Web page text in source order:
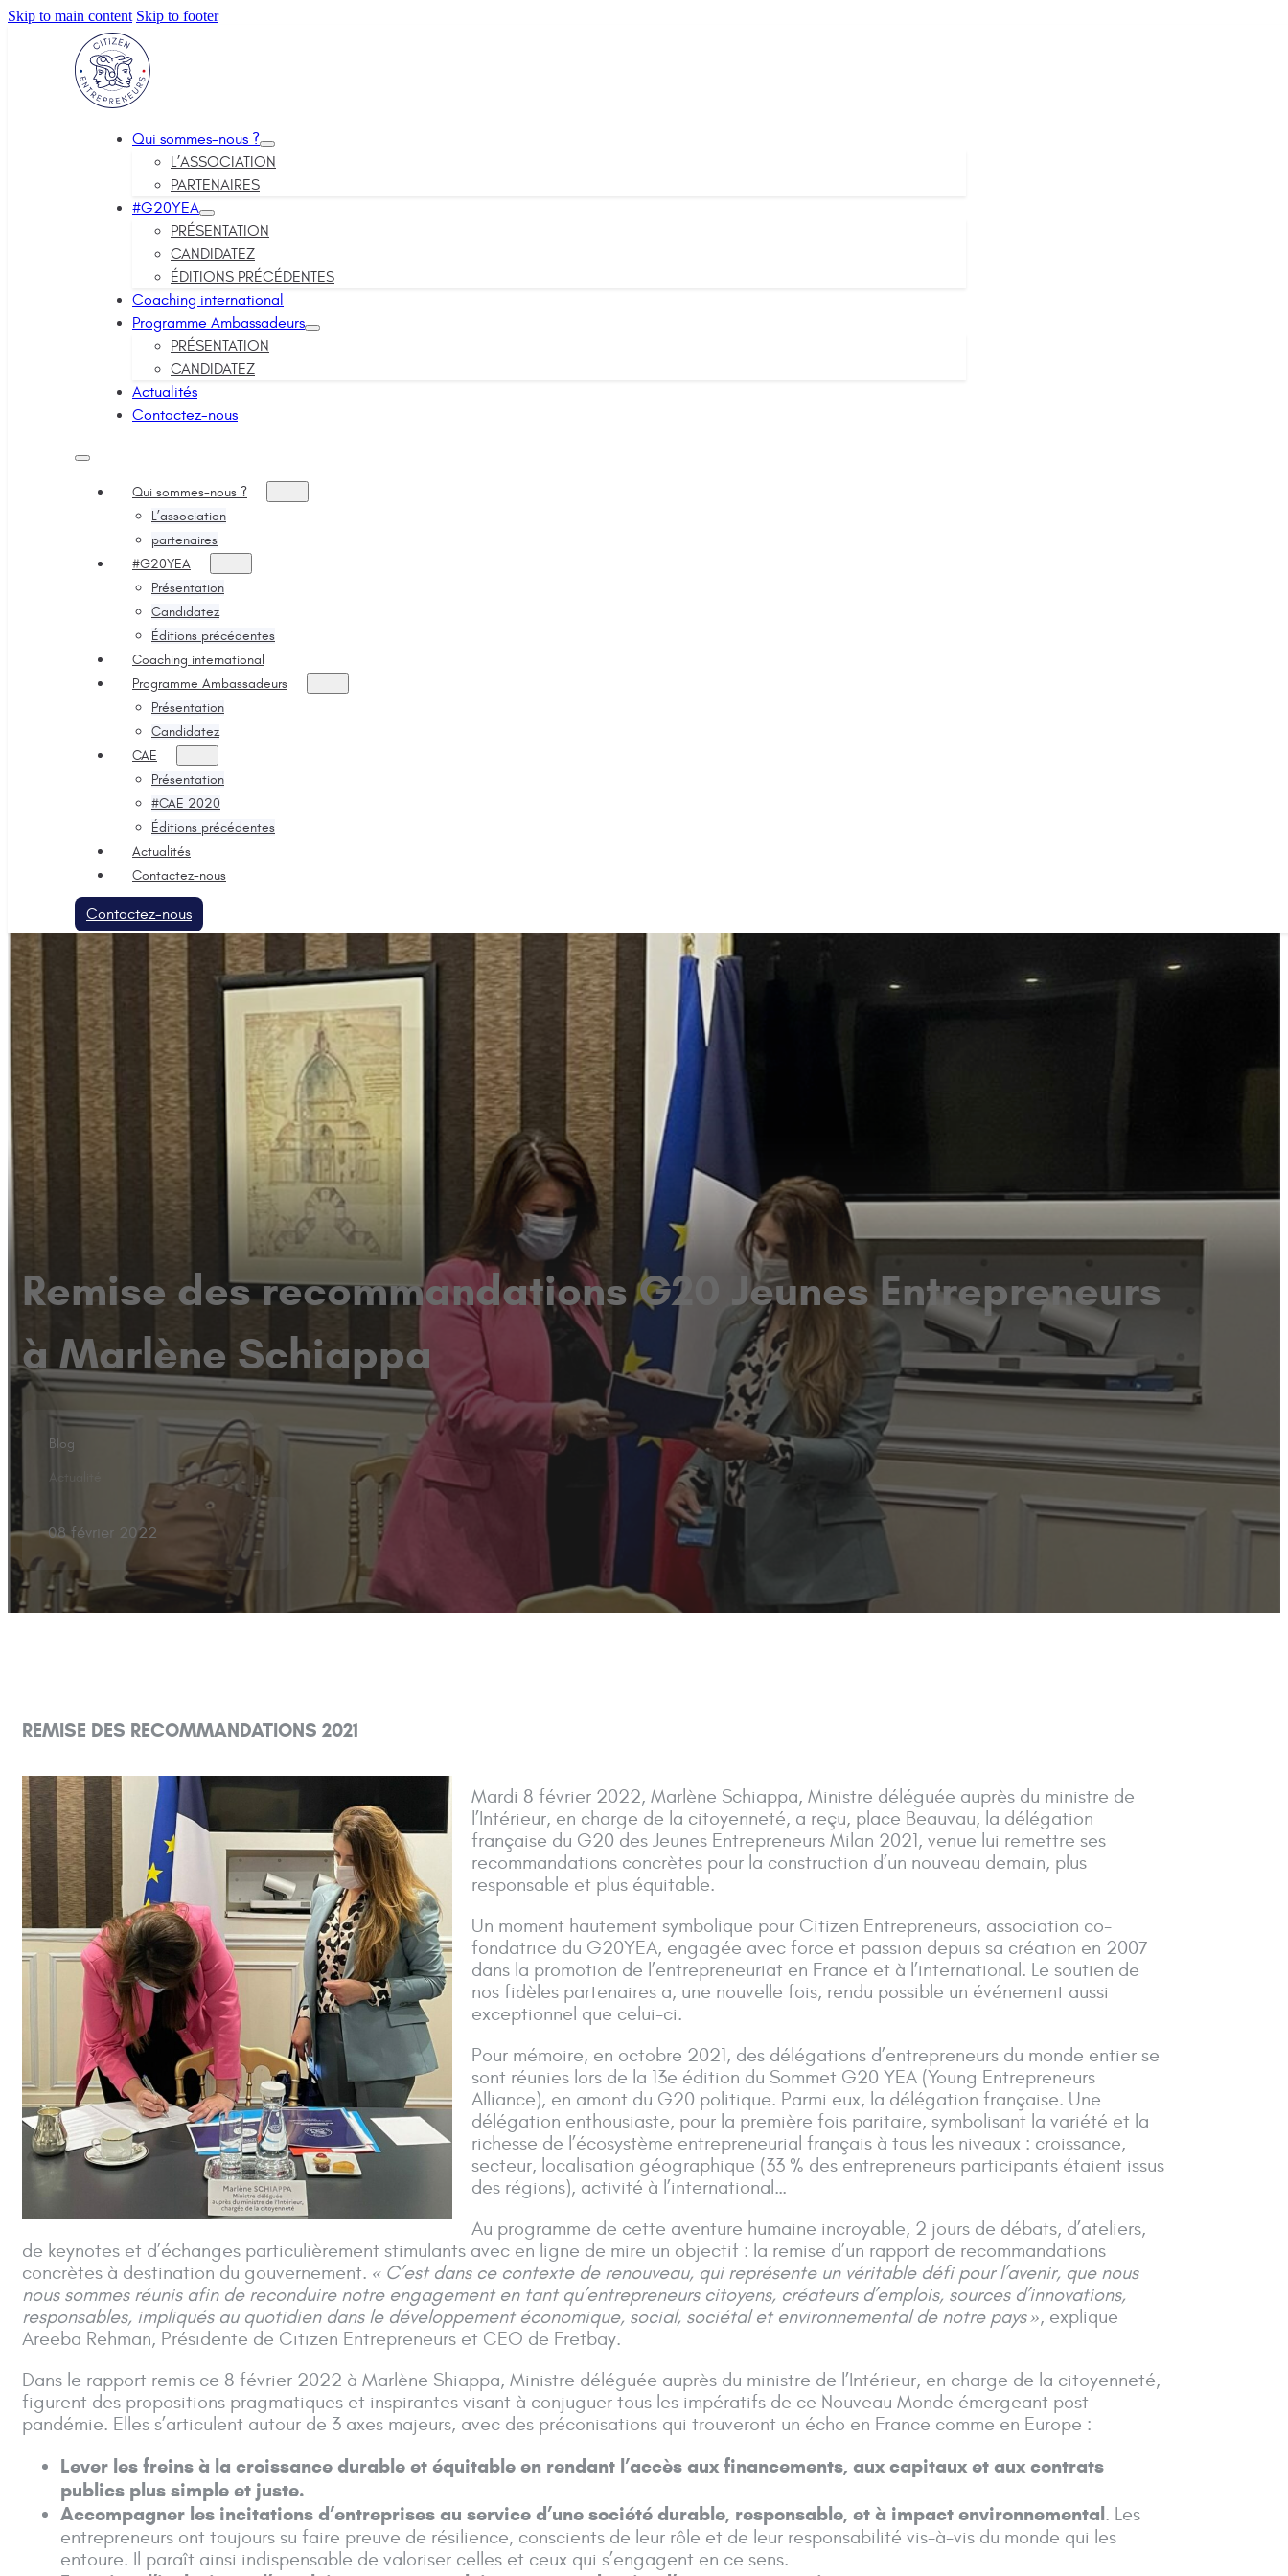
Skip to main content Skip to footer
Qui sommes-nous ?
L’ASSOCIATION
PARTENAIRES
#G20YEA
PRÉSENTATION
CANDIDATEZ
ÉDITIONS PRÉCÉDENTES
Coaching international
Programme Ambassadeurs
PRÉSENTATION
CANDIDATEZ
Actualités
Contactez-nous
Qui sommes-nous ?
L’association
partenaires
#G20YEA
Présentation
Candidatez
Éditions précédentes
Coaching international
Programme Ambassadeurs
Présentation
Candidatez
CAE
Présentation
#CAE 2020
Éditions précédentes
Actualités
Contactez-nous
Contactez-nous
Remise des recommandations G20 Jeunes Entrepreneurs
à Marlène Schiappa
Blog
08 février 2022
REMISE DES RECOMMANDATIONS 2021
Mardi 8 février 2022, Marlène Schiappa, Ministre déléguée auprès du ministre de
l’Intérieur, en charge de la citoyenneté, a reçu, place Beauvau, la délégation
française du G20 des Jeunes Entrepreneurs Milan 2021, venue lui remettre ses
recommandations concrètes pour la construction d’un nouveau demain, plus
responsable et plus équitable.
Un moment hautement symbolique pour Citizen Entrepreneurs, association co-
fondatrice du G20YEA, engagée avec force et passion depuis sa création en 2007
dans la promotion de l’entrepreneuriat en France et à l’international. Le soutien de
nos fidèles partenaires a, une nouvelle fois, rendu possible un événement aussi
exceptionnel que celui-ci.
Pour mémoire, en octobre 2021, des délégations d’entrepreneurs du monde entier se
sont réunies lors de la 13e édition du Sommet G20 YEA (Young Entrepreneurs
Alliance), en amont du G20 politique. Parmi eux, la délégation française. Une
délégation enthousiaste, pour la première fois paritaire, symbolisant la variété et la
richesse de l’écosystème entrepreneurial français à tous les niveaux : croissance,
secteur, localisation géographique (33 % des entrepreneurs participants étaient issus
des régions), activité à l’international…
Au programme de cette aventure humaine incroyable, 2 jours de débats, d’ateliers,
de keynotes et d’échanges particulièrement stimulants avec en ligne de mire un objectif : la remise d’un rapport de recommandations
concrètes à destination du gouvernement. « C’est dans ce contexte de renouveau, qui représente un véritable défi pour l’avenir, que nous
nous sommes réunis afin de reconduire notre engagement en tant qu’entrepreneurs citoyens, créateurs d’emplois, sources d’innovations,
responsables, impliqués au quotidien dans le développement économique, social, sociétal et environnemental de notre pays », explique
Areeba Rehman, Présidente de Citizen Entrepreneurs et CEO de Fretbay.
Dans le rapport remis ce 8 février 2022 à Marlène Shiappa, Ministre déléguée auprès du ministre de l’Intérieur, en charge de la citoyenneté,
figurent des propositions pragmatiques et inspirantes visant à conjuguer tous les impératifs de ce Nouveau Monde émergeant post-
pandémie. Elles s’articulent autour de 3 axes majeurs, avec des préconisations qui trouveront un écho en France comme en Europe :
Lever les freins à la croissance durable et équitable en rendant l’accès aux financements, aux capitaux et aux contrats
publics plus simple et juste.
Accompagner les incitations d’entreprises au service d’une société durable, responsable, et à impact environnemental. Les
entrepreneurs ont toujours su faire preuve de résilience, conscients de leur rôle et de leur responsabilité vis-à-vis du monde qui les
entoure. Il paraît ainsi indispensable de valoriser celles et ceux qui s’engagent en ce sens.